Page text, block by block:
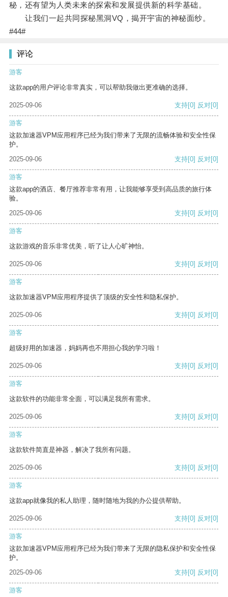
秘，还有望为人类未来的探索和发展提供新的科学基础。
让我们一起共同探秘黑洞VQ，揭开宇宙的神秘面纱。
#44#
评论
游客
这款app的用户评论非常真实，可以帮助我做出更准确的选择。
2025-09-06 支持[0] 反对[0]
游客
这款加速器VPM应用程序已经为我们带来了无限的流畅体验和安全性保
护。
2025-09-06
支持[0] 反对[0]
游客
这款app的酒店、餐厅推荐非常有用，让我能够享受到高品质的旅行体
验。
2025-09-06
支持[0] 反对[0]
游客
这款游戏的音乐非常优美，听了让人心旷神怡。
2025-09-06 支持[0] 反对[0]
游客
这款加速器VPM应用程序提供了顶级的安全性和隐私保护。
2025-09-06 支持[0] 反对[0]
游客
超级好用的加速器，妈妈再也不用担心我的学习啦！
2025-09-06 支持[0] 反对[0]
游客
这款软件的功能非常全面，可以满足我所有需求。
2025-09-06 支持[0] 反对[0]
游客
这款软件简直是神器，解决了我所有问题。
2025-09-06 支持[0] 反对[0]
游客
这款app就像我的私人助理，随时随地为我的办公提供帮助。
2025-09-06 支持[0] 反对[0]
游客
这款加速器VPM应用程序已经为我们带来了无限的隐私保护和安全性保
护。
2025-09-06
支持[0] 反对[0]
游客